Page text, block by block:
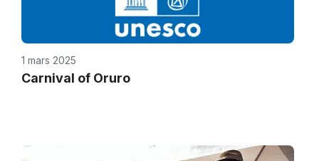
1 mars 2025
Carnival of Oruro